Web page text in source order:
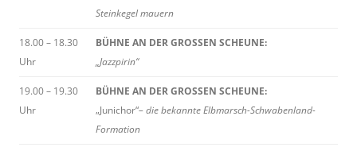
Steinkegel mauern
18.00 – 18.30
Uhr
BÜHNE AN DER GROSSEN SCHEUNE:
„Jazzpirin“
19.00 – 19.30
Uhr
BÜHNE AN DER GROSSEN SCHEUNE:
„Junichor“– die bekannte Elbmarsch-Schwabenland-
Formation